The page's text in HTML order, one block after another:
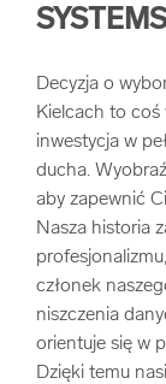
Decyzja o
Kielcach to coś
inwestycja w
ducha.
aby zapewnić
Nasza historia
członek
niszczenia
orientuje się w
Dzięki temu